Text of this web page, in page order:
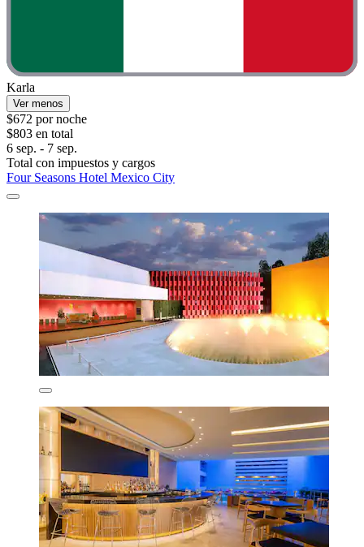
Karla
Ver menos
$672 por noche
$803 en total
6 sep. - 7 sep.
Total con impuestos y cargos
Four Seasons Hotel Mexico City